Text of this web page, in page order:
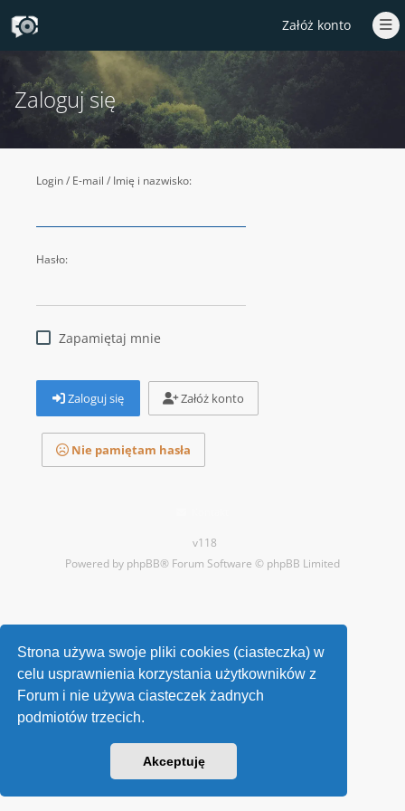
Strona używa swoje pliki cookies (ciasteczka) w
celu usprawnienia korzystania użytkowników z
Forum i nie używa ciasteczek żadnych
podmiotów trzecich.
Akceptuję
Załóż konto
Zaloguj się
Login / E-mail / Imię i nazwisko:
Hasło:
Zapamiętaj mnie
Zaloguj się Załóż konto
Nie pamiętam hasła
v118
Powered by phpBB® Forum Software © phpBB Limited